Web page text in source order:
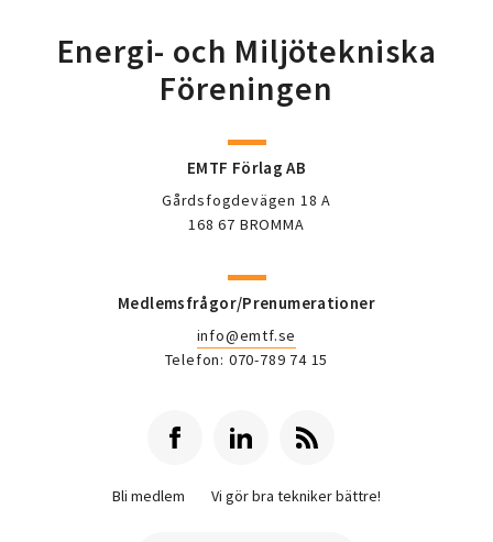
Energi- och Miljötekniska
Föreningen
EMTF Förlag AB
Gårdsfogdevägen 18 A
168 67 BROMMA
Medlemsfrågor/Prenumerationer
info@emtf.se
Telefon: 070-789 74 15
Bli medlem Vi gör bra tekniker bättre!